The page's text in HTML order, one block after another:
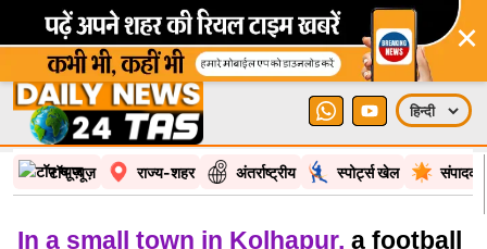
टॉप न्यूज़ राज्य-शहर स्पोर्ट्स खेल
In a small town in Kolhapur,a football
league continues to shape young
talents